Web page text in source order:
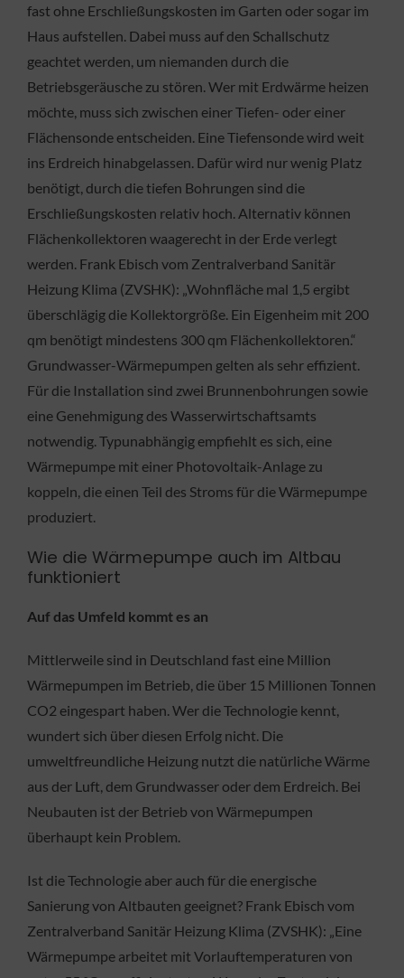
fast ohne Erschließungskosten im Garten oder sogar im
Haus aufstellen. Dabei muss auf den Schallschutz
geachtet werden, um niemanden durch die
Betriebsgeräusche zu stören. Wer mit Erdwärme heizen
möchte, muss sich zwischen einer Tiefen- oder einer
Flächensonde entscheiden. Eine Tiefensonde wird weit
ins Erdreich hinabgelassen. Dafür wird nur wenig Platz
benötigt, durch die tiefen Bohrungen sind die
Erschließungskosten relativ hoch. Alternativ können
Flächenkollektoren waagerecht in der Erde verlegt
werden. Frank Ebisch vom Zentralverband Sanitär
Heizung Klima (ZVSHK): „Wohnfläche mal 1,5 ergibt
überschlägig die Kollektorgröße. Ein Eigenheim mit 200
qm benötigt mindestens 300 qm Flächenkollektoren.“
Grundwasser-Wärmepumpen gelten als sehr effizient.
Für die Installation sind zwei Brunnenbohrungen sowie
eine Genehmigung des Wasserwirtschaftsamts
notwendig. Typunabhängig empfiehlt es sich, eine
Wärmepumpe mit einer Photovoltaik-Anlage zu
koppeln, die einen Teil des Stroms für die Wärmepumpe
produziert.
Wie die Wärmepumpe auch im Altbau
funktioniert
Auf das Umfeld kommt es an
Mittlerweile sind in Deutschland fast eine Million
Wärmepumpen im Betrieb, die über 15 Millionen Tonnen
CO2 eingespart haben. Wer die Technologie kennt,
wundert sich über diesen Erfolg nicht. Die
umweltfreundliche Heizung nutzt die natürliche Wärme
aus der Luft, dem Grundwasser oder dem Erdreich. Bei
Neubauten ist der Betrieb von Wärmepumpen
überhaupt kein Problem.
Ist die Technologie aber auch für die energische
Sanierung von Altbauten geeignet? Frank Ebisch vom
Zentralverband Sanitär Heizung Klima (ZVSHK): „Eine
Wärmepumpe arbeitet mit Vorlauftemperaturen von